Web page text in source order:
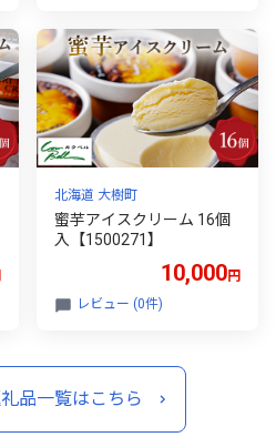
北海道 大樹町
蜜芋アイスクリーム 16個
入【1500271】
10,000円
レビュー (0件)
品一覧はこちら